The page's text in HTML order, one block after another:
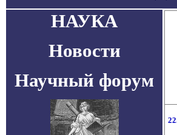
НАУКА
Новости
Научный форум